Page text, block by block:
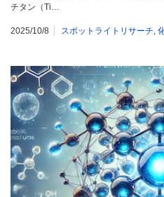
チタン（Ti…
2025/10/8 スポットライトリサーチ,